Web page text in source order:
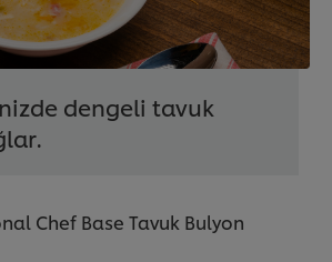
dengeli tavuk
Chef Base Tavuk Bulyon